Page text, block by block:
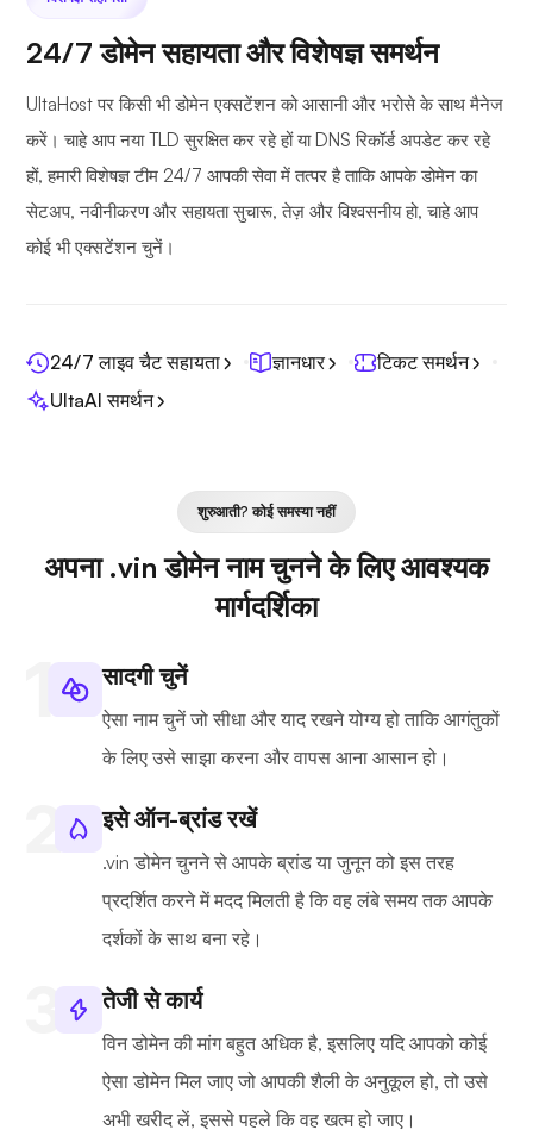
24/7 डोमेन सहायता और विशेषज्ञ समर्थन
UltaHost पर किसी भी डोमेन एक्सटेंशन को आसानी और भरोसे के साथ मैनेज
करें। चाहे आप नया TLD सुरक्षित कर रहे हों या DNS रिकॉर्ड अपडेट कर रहे
हों, हमारी विशेषज्ञ टीम 24/7 आपकी सेवा में तत्पर है ताकि आपके डोमेन का
सेटअप, नवीनीकरण और सहायता सुचारू, तेज़ और विश्वसनीय हो, चाहे आप
कोई भी एक्सटेंशन चुनें।
24/7 लाइव चैट सहायता ज्ञानधार
टिकट समर्थन
UltaAI समर्थन
शुरुआती? कोई समस्या नहीं
अपना .vin डोमेन नाम चुनने के लिए आवश्यक
मार्गदर्शिका
सादगी चुनें
ऐसा नाम चुनें जो सीधा और याद रखने योग्य हो ताकि आगंतुकों
के लिए उसे साझा करना और वापस आना आसान हो।
इसे ऑन-ब्रांड रखें
.vin डोमेन चुनने से आपके ब्रांड या जुनून को इस तरह
प्रदर्शित करने में मदद मिलती है कि वह लंबे समय तक आपके
दर्शकों के साथ बना रहे।
तेजी से कार्य
विन डोमेन की मांग बहुत अधिक है, इसलिए यदि आपको कोई
ऐसा डोमेन मिल जाए जो आपकी शैली के अनुकूल हो, तो उसे
अभी खरीद लें, इससे पहले कि वह खत्म हो जाए।